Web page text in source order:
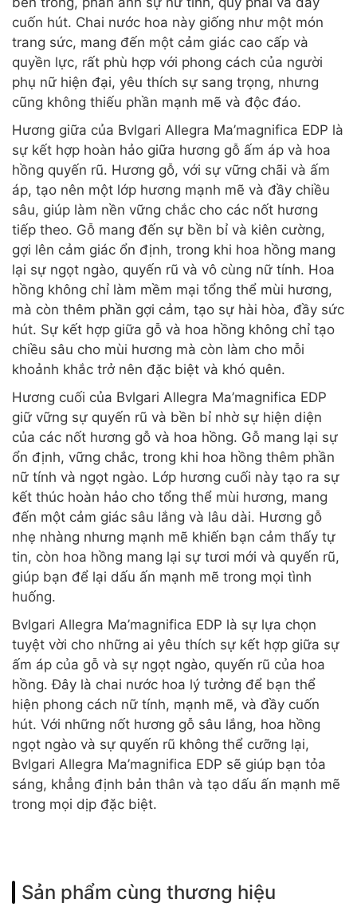
cuốn hút. Chai nước hoa này giống như một món
trang sức, mang đến một cảm giác cao cấp và
quyền lực, rất phù hợp với phong cách của người
phụ nữ hiện đại, yêu thích sự sang trọng, nhưng
cũng không thiếu phần mạnh mẽ và độc đáo.
Hương giữa của Bvlgari Allegra Ma’magnifica EDP là
sự kết hợp hoàn hảo giữa hương gỗ ấm áp và hoa
hồng quyến rũ. Hương gỗ, với sự vững chãi và ấm
áp, tạo nên một lớp hương mạnh mẽ và đầy chiều
sâu, giúp làm nền vững chắc cho các nốt hương
tiếp theo. Gỗ mang đến sự bền bỉ và kiên cường,
gợi lên cảm giác ổn định, trong khi hoa hồng mang
lại sự ngọt ngào, quyến rũ và vô cùng nữ tính. Hoa
hồng không chỉ làm mềm mại tổng thể mùi hương,
mà còn thêm phần gợi cảm, tạo sự hài hòa, đầy sức
hút. Sự kết hợp giữa gỗ và hoa hồng không chỉ tạo
chiều sâu cho mùi hương mà còn làm cho mỗi
khoảnh khắc trở nên đặc biệt và khó quên.
Hương cuối của Bvlgari Allegra Ma’magnifica EDP
giữ vững sự quyến rũ và bền bỉ nhờ sự hiện diện
của các nốt hương gỗ và hoa hồng. Gỗ mang lại sự
ổn định, vững chắc, trong khi hoa hồng thêm phần
nữ tính và ngọt ngào. Lớp hương cuối này tạo ra sự
kết thúc hoàn hảo cho tổng thể mùi hương, mang
đến một cảm giác sâu lắng và lâu dài. Hương gỗ
nhẹ nhàng nhưng mạnh mẽ khiến bạn cảm thấy tự
tin, còn hoa hồng mang lại sự tươi mới và quyến rũ,
giúp bạn để lại dấu ấn mạnh mẽ trong mọi tình
huống.
Bvlgari Allegra Ma’magnifica EDP là sự lựa chọn
tuyệt vời cho những ai yêu thích sự kết hợp giữa sự
ấm áp của gỗ và sự ngọt ngào, quyến rũ của hoa
hồng. Đây là chai nước hoa lý tưởng để bạn thể
hiện phong cách nữ tính, mạnh mẽ, và đầy cuốn
hút. Với những nốt hương gỗ sâu lắng, hoa hồng
ngọt ngào và sự quyến rũ không thể cưỡng lại,
Bvlgari Allegra Ma’magnifica EDP sẽ giúp bạn tỏa
sáng, khẳng định bản thân và tạo dấu ấn mạnh mẽ
trong mọi dịp đặc biệt.
Sản phẩm cùng thương hiệu